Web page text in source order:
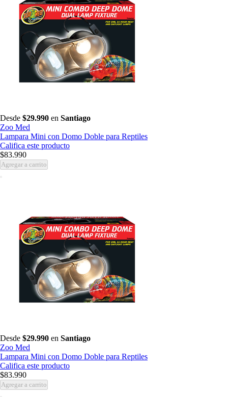
Desde $29.990 en Santiago
Zoo Med
Lampara Mini con Domo Doble para Reptiles
Califica este producto
$83.990
Agregar a carrito
Desde $29.990 en Santiago
Zoo Med
Lampara Mini con Domo Doble para Reptiles
Califica este producto
$83.990
Agregar a carrito